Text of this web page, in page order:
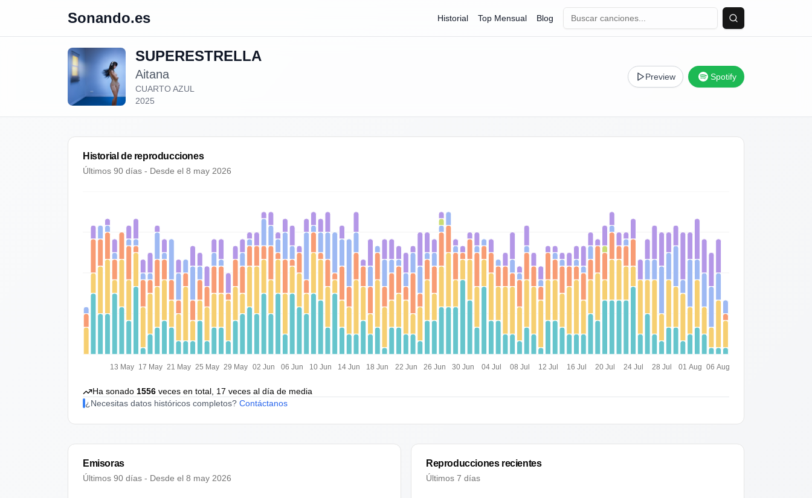
Sonando.es Historial Top Mensual Blog
Buscar
SUPERESTRELLA
Aitana
CUARTO AZUL
2025
Preview Spotify
Historial de reproducciones
Últimos 90 días - Desde el 8 may 2026
13 May 17 May 21 May 25 May 29 May 02 Jun 06 Jun 10 Jun 14 Jun 18 Jun 22 Jun 26 Jun 30 Jun 04 Jul 08 Jul 12 Jul 16 Jul 20 Jul 24 Jul 28 Jul 01 Aug 06 Aug
Ha sonado 1556 veces en total, 17 veces al día de media
¿Necesitas datos históricos completos? Contáctanos
Emisoras
Últimos 90 días - Desde el 8 may 2026
Reproducciones recientes
Últimos 7 días